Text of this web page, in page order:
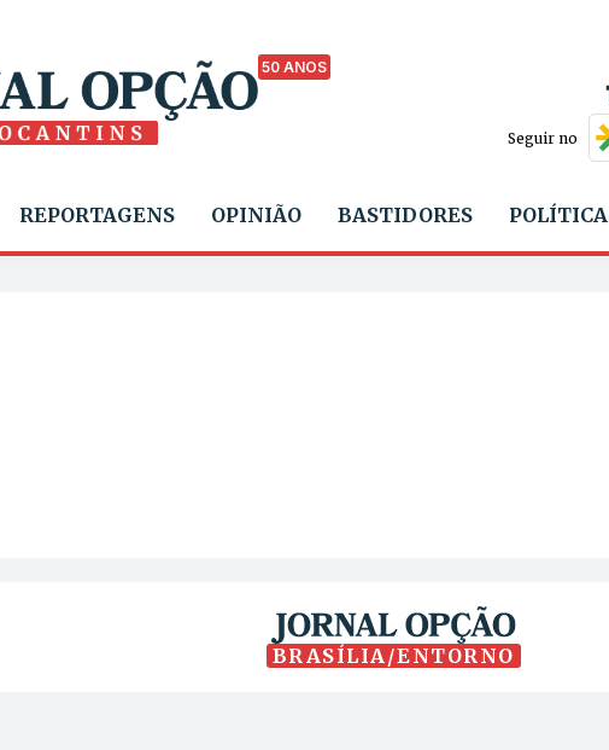
50 ANOS
Seguir no
REPORTAGENS OPINIÃO BASTIDORES POLÍTICA
BRASÍLIA/ENTORNO